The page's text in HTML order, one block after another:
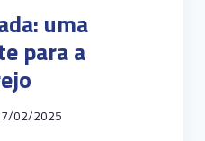
uma
para a
02/2025